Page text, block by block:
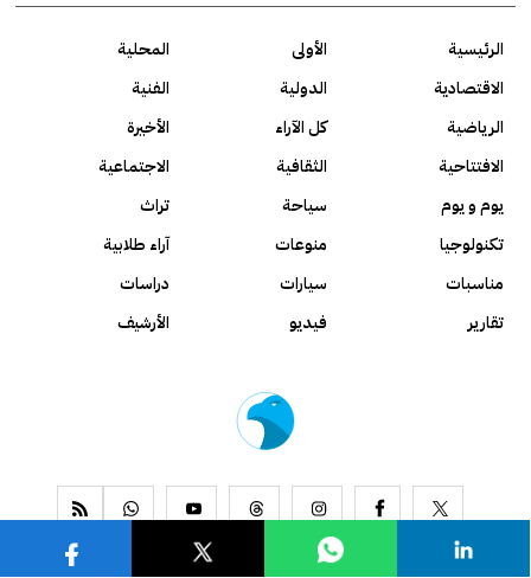
الرئيسية الأولى
المحلية
الاقتصادية
الدولية
الفنية
الرياضية
كل الآراء
الأخيرة
الافتتاحية
الثقافية
الاجتماعية
يوم و يوم
سياحة
تراث
تكنولوجيا
منوعات
آراء طلابية
مناسبات
سيارات
دراسات
تقارير
فيديو الأرشيف